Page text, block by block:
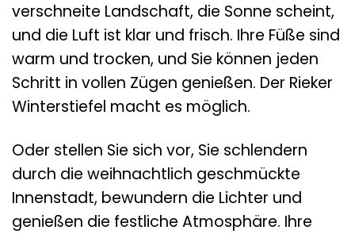
verschneite Landschaft, die Sonne scheint,
und die Luft ist klar und frisch. Ihre Füße sind
warm und trocken, und Sie können jeden
Schritt in vollen Zügen genießen. Der Rieker
Winterstiefel macht es möglich.
Oder stellen Sie sich vor, Sie schlendern
durch die weihnachtlich geschmückte
Innenstadt, bewundern die Lichter und
genießen die festliche Atmosphäre. Ihre